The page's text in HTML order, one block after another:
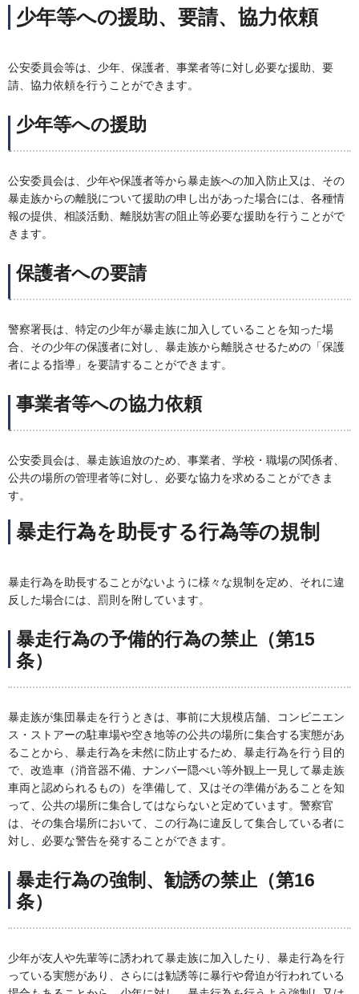
少年等への援助、要請、協力依頼
公安委員会等は、少年、保護者、事業者等に対し必要な援助、要
請、協力依頼を行うことができます。
少年等への援助
公安委員会は、少年や保護者等から暴走族への加入防止又は、その
暴走族からの離脱について援助の申し出があった場合には、各種情
報の提供、相談活動、離脱妨害の阻止等必要な援助を行うことがで
きます。
保護者への要請
警察署長は、特定の少年が暴走族に加入していることを知った場
合、その少年の保護者に対し、暴走族から離脱させるための「保護
者による指導」を要請することができます。
事業者等への協力依頼
公安委員会は、暴走族追放のため、事業者、学校・職場の関係者、
公共の場所の管理者等に対し、必要な協力を求めることができま
す。
暴走行為を助長する行為等の規制
暴走行為を助長することがないように様々な規制を定め、それに違
反した場合には、罰則を附しています。
暴走行為の予備的行為の禁止（第15
条）
暴走族が集団暴走を行うときは、事前に大規模店舗、コンビニエン
ス・ストアーの駐車場や空き地等の公共の場所に集合する実態があ
ることから、暴走行為を未然に防止するため、暴走行為を行う目的
で、改造車（消音器不備、ナンバー隠ぺい等外観上一見して暴走族
車両と認められるもの）を準備して、又はその準備があることを知
って、公共の場所に集合してはならないと定めています。警察官
は、その集合場所において、この行為に違反して集合している者に
対し、必要な警告を発することができます。
暴走行為の強制、勧誘の禁止（第16
条）
少年が友人や先輩等に誘われて暴走族に加入したり、暴走行為を行
っている実態があり、さらには勧誘等に暴行や脅迫が行われている